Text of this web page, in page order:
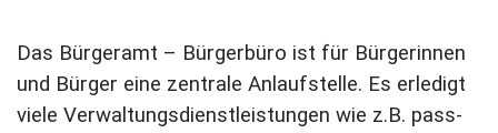
Das Bürgeramt – Bürgerbüro ist für Bürgerinnen
und Bürger eine zentrale Anlaufstelle. Es erledigt
viele Verwaltungsdienstleistungen wie z.B. pass-